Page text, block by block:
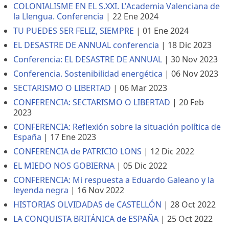
COLONIALISME EN EL S.XXI. L'Academia Valenciana de
la Llengua. Conferencia | 22 Ene 2024
TU PUEDES SER FELIZ, SIEMPRE | 01 Ene 2024
EL DESASTRE DE ANNUAL conferencia | 18 Dic 2023
Conferencia: EL DESASTRE DE ANNUAL | 30 Nov 2023
Conferencia. Sostenibilidad energética | 06 Nov 2023
SECTARISMO O LIBERTAD | 06 Mar 2023
CONFERENCIA: SECTARISMO O LIBERTAD | 20 Feb
2023
CONFERENCIA: Reflexión sobre la situación política de
España | 17 Ene 2023
CONFERENCIA de PATRICIO LONS | 12 Dic 2022
EL MIEDO NOS GOBIERNA | 05 Dic 2022
CONFERENCIA: Mi respuesta a Eduardo Galeano y la
leyenda negra | 16 Nov 2022
HISTORIAS OLVIDADAS de CASTELLÓN | 28 Oct 2022
LA CONQUISTA BRITÁNICA de ESPAÑA | 25 Oct 2022